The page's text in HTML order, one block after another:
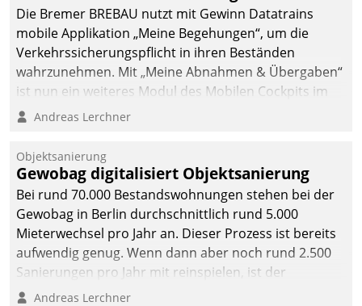
Die Bremer BREBAU nutzt mit Gewinn Datatrains
mobile Applikation „Meine Begehungen“, um die
Verkehrssicherungspflicht in ihren Beständen
wahrzunehmen. Mit „Meine Abnahmen & Übergaben“
ist nun ein weiteres Modul des Mobilen Cockpits im
Einsatz.
Andreas Lerchner
Objektsanierung
Gewobag digitalisiert Objektsanierung
Bei rund 70.000 Bestandswohnungen stehen bei der
Gewobag in Berlin durchschnittlich rund 5.000
Mieterwechsel pro Jahr an. Dieser Prozess ist bereits
aufwendig genug. Wenn dann aber noch rund 2.500
Sanierungen pro Jahr mit reinspielen, ist der
Betreuungs- und Organisationsaufwand immens. Im
Andreas Lerchner